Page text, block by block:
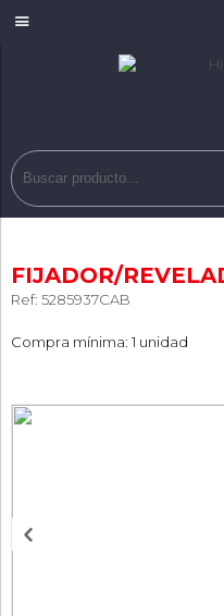
FIJADOR/
Ref: 5285937CAB
Compra mínima: 1 unidad